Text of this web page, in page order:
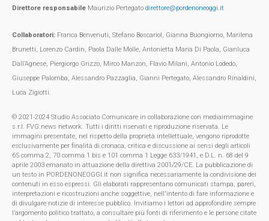
Direttore responsabile Maurizio Pertegato direttore@pordenoneoggi.it
Collaboratori: Franca Benvenuti, Stefano Boscariol, Gianna Buongiorno, Marilena
Brunetti, Lorenzo Cardin, Paola Dalle Molle, Antonietta Maria Di Paola, Gianluca
Dall’Agnese, Piergiorgo Grizzo, Mirco Manzon, Flavio Milani, Antonio Lodedo,
Giuseppe Palomba, Alessandro Pazzaglia, Gianni Pertegato, Alessandro Rinaldini,
Luca Zigiotti.
© 2021-2024 Studio Associato Comunicare in collaborazione con mediaimmagine
s.r.l. FVG.news network. Tutti i diritti riservati e riproduzione riservata. Le
immagini presentate, nel rispetto della proprietà intellettuale, vengono riprodotte
esclusivamente per finalità di cronaca, critica e discussione ai sensi degli articoli
65 comma 2, 70 comma 1 bis e 101 comma 1 Legge 633/1941, e D.L. n. 68 del 9
aprile 2003 emanato in attuazione della direttiva 2001/29/CE. La pubblicazione di
un testo in PORDENONEOGGI.it non significa necessariamente la condivisione dei
contenuti in esso espressi. Gli elaborati rappresentano comunicati stampa, pareri,
interpretazioni e ricostruzioni anche soggettive, nell'intento di fare informazione e
di divulgare notizie di interesse pubblico. Invitiamo i lettori ad approfondire sempre
l’argomento politico trattato, a consultare più fonti di riferimento e le persone citate